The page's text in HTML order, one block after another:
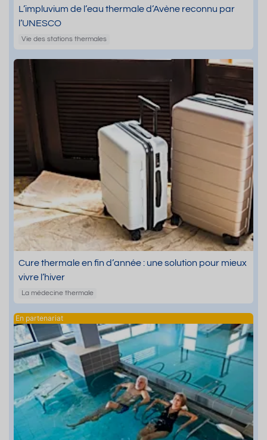
L’impluvium de l’eau thermale d’Avène reconnu par
l’UNESCO
Vie des stations thermales
Cure thermale en fin d’année : une solution pour mieux
vivre l’hiver
La médecine thermale